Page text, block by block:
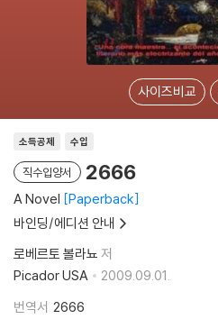
사이즈비교
소득공제 수입
직수입양서 2666
A Novel Paperback
바인딩/에디션 안내
로베르토 볼라뇨 저
Picador USA
2009.09.01.
번역서 2666